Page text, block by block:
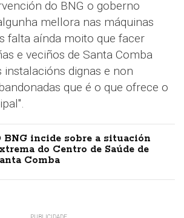
do BNG o goberno
mellora nas máquinas
falta aínda moito que facer
e veciños de Santa Comba
instalacións dignas e non
que é o que ofrece o
BNG incide sobre a situación
do Centro de Saúde de
Comba